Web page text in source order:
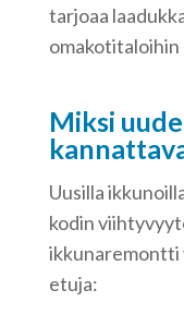
tarjoaa
Miksi
Uusilla
kodin
ikkunaremontti
etuja: